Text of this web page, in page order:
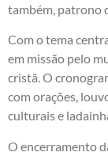
também, patrono
Com o tema
em missão pelo
cristã. O
com orações,
culturais e
O encerramento